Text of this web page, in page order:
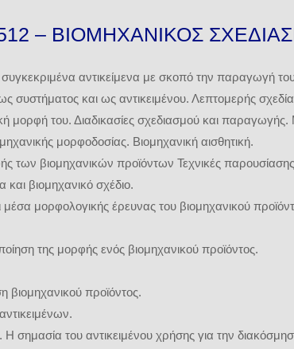
– ΒΙΟΜΗΧΑΝΙΚΟΣ
αντικείμενα με σκοπό την παραγωγή
συστήματος και ως αντικειμένου. Λεπτομερής
μορφή του. Διαδικασίες σχεδιασμού και
μορφοδοσίας. Βιομηχανική αισθητική.
των βιομηχανικών προϊόντων Τεχνικές
βιομηχανικό σχέδιο.
μέσα μορφολογικής έρευνας του βιομηχανικού
της μορφής ενός βιομηχανικού προϊόντος.
βιομηχανικού προϊόντος.
Η σημασία του αντικειμένου χρήσης για την